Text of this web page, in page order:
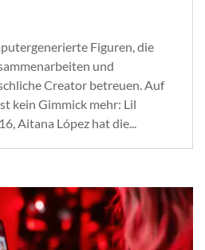
Figuren, die
und
Creator betreuen. Auf
kein Gimmick mehr: Lil
Aitana López hat die...